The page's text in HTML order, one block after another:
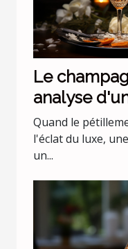
Le
analyse
Quand le
l'éclat du luxe,
un...